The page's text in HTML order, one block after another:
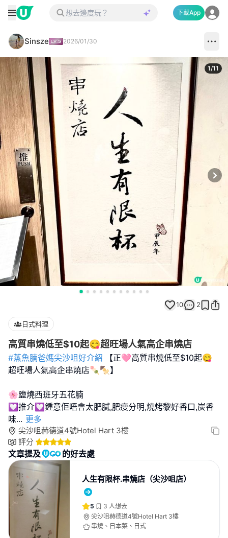
下載App
Sinsze 2026/01/30
1/11
10 2
日式料理
高質串燒低至$10起😋超旺場人氣高企串燒店
#蒸魚腩爸媽尖沙咀好介紹
【正🩷高質串燒低至$10起😋
超旺場人氣高企串燒店🍡🍢】
🌸鹽燒西班牙五花腩
💟推介💟鍾意佢唔會太肥膩,肥瘦分明,燒烤黎好香口,炭香
味... 更多
尖沙咀赫德道4號Hotel Hart 3樓
評分
文章提及 的好去處
人生有限杯.串燒店（尖沙咀店）
5 3 人想去
尖沙咀赫德道4號Hotel Hart 3樓
串燒、日本菜、日式